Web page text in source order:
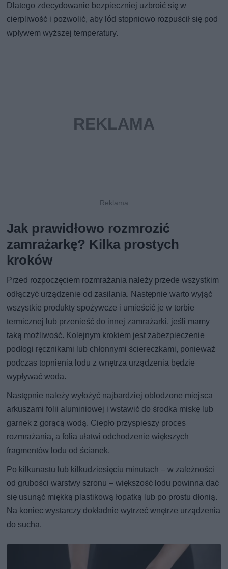
Dlatego zdecydowanie bezpieczniej uzbroić się w
cierpliwość i pozwolić, aby lód stopniowo rozpuścił się pod
wpływem wyższej temperatury.
Jak prawidłowo rozmrozić
zamrażarkę? Kilka prostych
kroków
Przed rozpoczęciem rozmrażania należy przede wszystkim
odłączyć urządzenie od zasilania. Następnie warto wyjąć
wszystkie produkty spożywcze i umieścić je w torbie
termicznej lub przenieść do innej zamrażarki, jeśli mamy
taką możliwość. Kolejnym krokiem jest zabezpieczenie
podłogi ręcznikami lub chłonnymi ściereczkami, ponieważ
podczas topnienia lodu z wnętrza urządzenia będzie
wypływać woda.
Następnie należy wyłożyć najbardziej oblodzone miejsca
arkuszami folii aluminiowej i wstawić do środka miskę lub
garnek z gorącą wodą. Ciepło przyspieszy proces
rozmrażania, a folia ułatwi odchodzenie większych
fragmentów lodu od ścianek.
Po kilkunastu lub kilkudziesięciu minutach – w zależności
od grubości warstwy szronu – większość lodu powinna dać
się usunąć miękką plastikową łopatką lub po prostu dłonią.
Na koniec wystarczy dokładnie wytrzeć wnętrze urządzenia
do sucha.